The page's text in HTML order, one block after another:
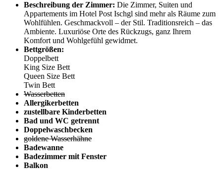
Beschreibung der Zimmer: Die Zimmer, Suiten und
Appartements im Hotel Post Ischgl sind mehr als Räume zum
Wohlfühlen. Geschmackvoll – der Stil. Traditionsreich – das
Ambiente. Luxuriöse Orte des Rückzugs, ganz Ihrem
Komfort und Wohlgefühl gewidmet.
Bettgrößen:
Doppelbett
King Size Bett
Queen Size Bett
Twin Bett
Wasserbetten
Allergikerbetten
zustellbare Kinderbetten
Bad und WC getrennt
Doppelwaschbecken
goldene Wasserhähne
Badewanne
Badezimmer mit Fenster
Balkon